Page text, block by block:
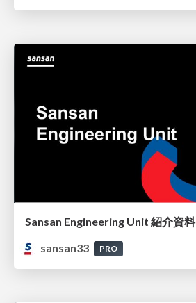
Sansan Engineering Unit 紹介資料
sansan33
PRO